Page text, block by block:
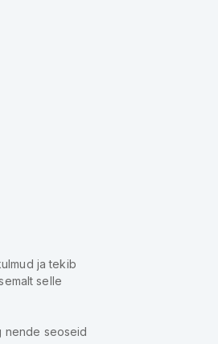
ja tekib
selle
nende seoseid